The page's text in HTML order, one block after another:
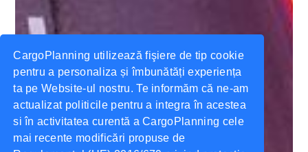
CargoPlanning utilizează fişiere de tip cookie
pentru a personaliza și îmbunătăți experiența
ta pe Website-ul nostru. Te informăm că ne-am
actualizat politicile pentru a integra în acestea
si în activitatea curentă a CargoPlanning cele
mai recente modificări propuse de